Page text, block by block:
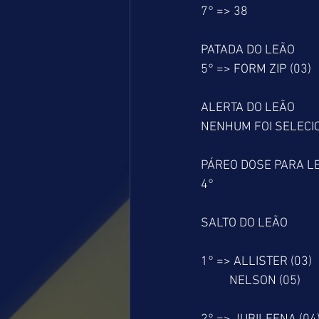
7° => 38
PATADA DO LEÃO
5° => FORM ZIP (03)
ALERTA DO LEÃO
NENHUM FOI
PÁREO DOSE PARA
4°
SALTO DO LEÃO
1° => ALLISTER (03)
          NELSON (05)